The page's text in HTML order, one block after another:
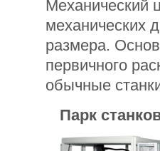
Механический
механических
размера.
первичного
обычные
Парк